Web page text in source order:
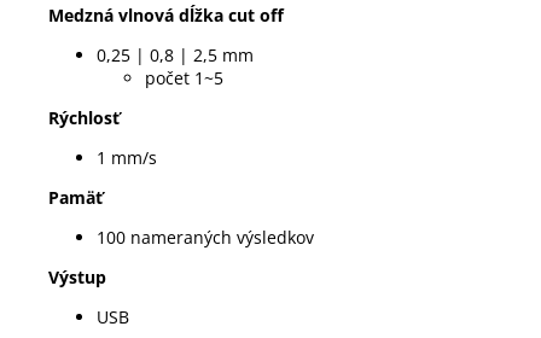
Medzná vlnová dĺžka cut off
0,25 | 0,8 | 2,5 mm
počet 1~5
Rýchlosť
1 mm/s
Pamäť
100 nameraných výsledkov
Výstup
USB